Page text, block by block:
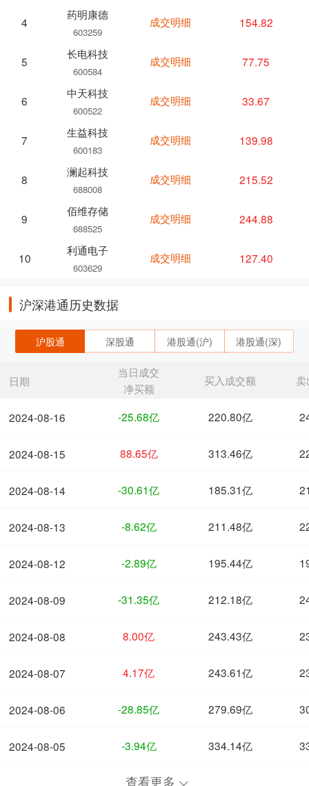
4
药明康德
603259
5
长电科技
600584
6
中天科技
600522
7
生益科技
600183
8
澜起科技
688008
9
佰维存储
688525
10
利通电子
603629
成交明细 154.82
成交明细 77.75
成交明细 33.67
成交明细 139.98
成交明细 215.52
成交明细 244.88
成交明细 127.40
沪深港通历史数据
沪股通 深股通 港股通(沪) 港股通(深)
日期
2024-08-16
2024-08-15
2024-08-14
2024-08-13
2024-08-12
2024-08-09
2024-08-08
2024-08-07
2024-08-06
2024-08-05
当日成交
净买额
买入成交额 卖
-25.68亿 220.80亿
88.65亿 313.46亿
-30.61亿 185.31亿
-8.62亿 211.48亿
-2.89亿 195.44亿
-31.35亿 212.18亿
8.00亿 243.43亿
4.17亿 243.61亿
-28.85亿 279.69亿
-3.94亿 334.14亿
查看更多